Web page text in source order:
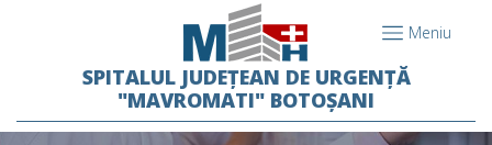
Meniu
SPITALUL JUDEȚEAN DE URGENȚĂ
"MAVROMATI" BOTOȘANI